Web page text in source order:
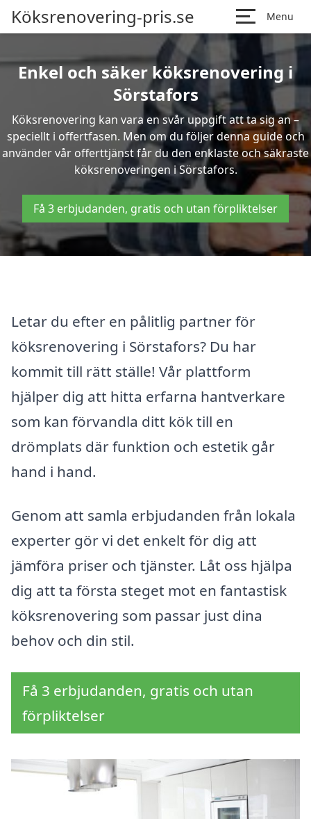
Köksrenovering-pris.se Menu
Enkel och säker köksrenovering i
Sörstafors
Köksrenovering kan vara en svår uppgift att ta sig an –
speciellt i offertfasen. Men om du följer denna guide och
använder vår offerttjänst får du den enklaste och säkraste
köksrenoveringen i Sörstafors.
Få 3 erbjudanden, gratis och utan förpliktelser
Letar du efter en pålitlig partner för
köksrenovering i Sörstafors? Du har
kommit till rätt ställe! Vår plattform
hjälper dig att hitta erfarna hantverkare
som kan förvandla ditt kök till en
drömplats där funktion och estetik går
hand i hand.
Genom att samla erbjudanden från lokala
experter gör vi det enkelt för dig att
jämföra priser och tjänster. Låt oss hjälpa
dig att ta första steget mot en fantastisk
köksrenovering som passar just dina
behov och din stil.
Få 3 erbjudanden, gratis och utan
förpliktelser